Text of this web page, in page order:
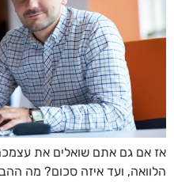
אז אם גם אתם שואלים את
הלוואה, ועד איזה סכום? מה